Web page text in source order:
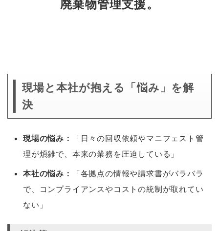
廃棄物管理支援。
現場と本社が抱える「悩み」を解
決
現場の悩み：
「日々の回収依頼やマニフェスト管
理が煩雑で、本来の業務を圧迫している」
本社の悩み：
「各拠点の情報や請求書がバラバラ
で、コンプライアンスやコストの統制が取れてい
ない」